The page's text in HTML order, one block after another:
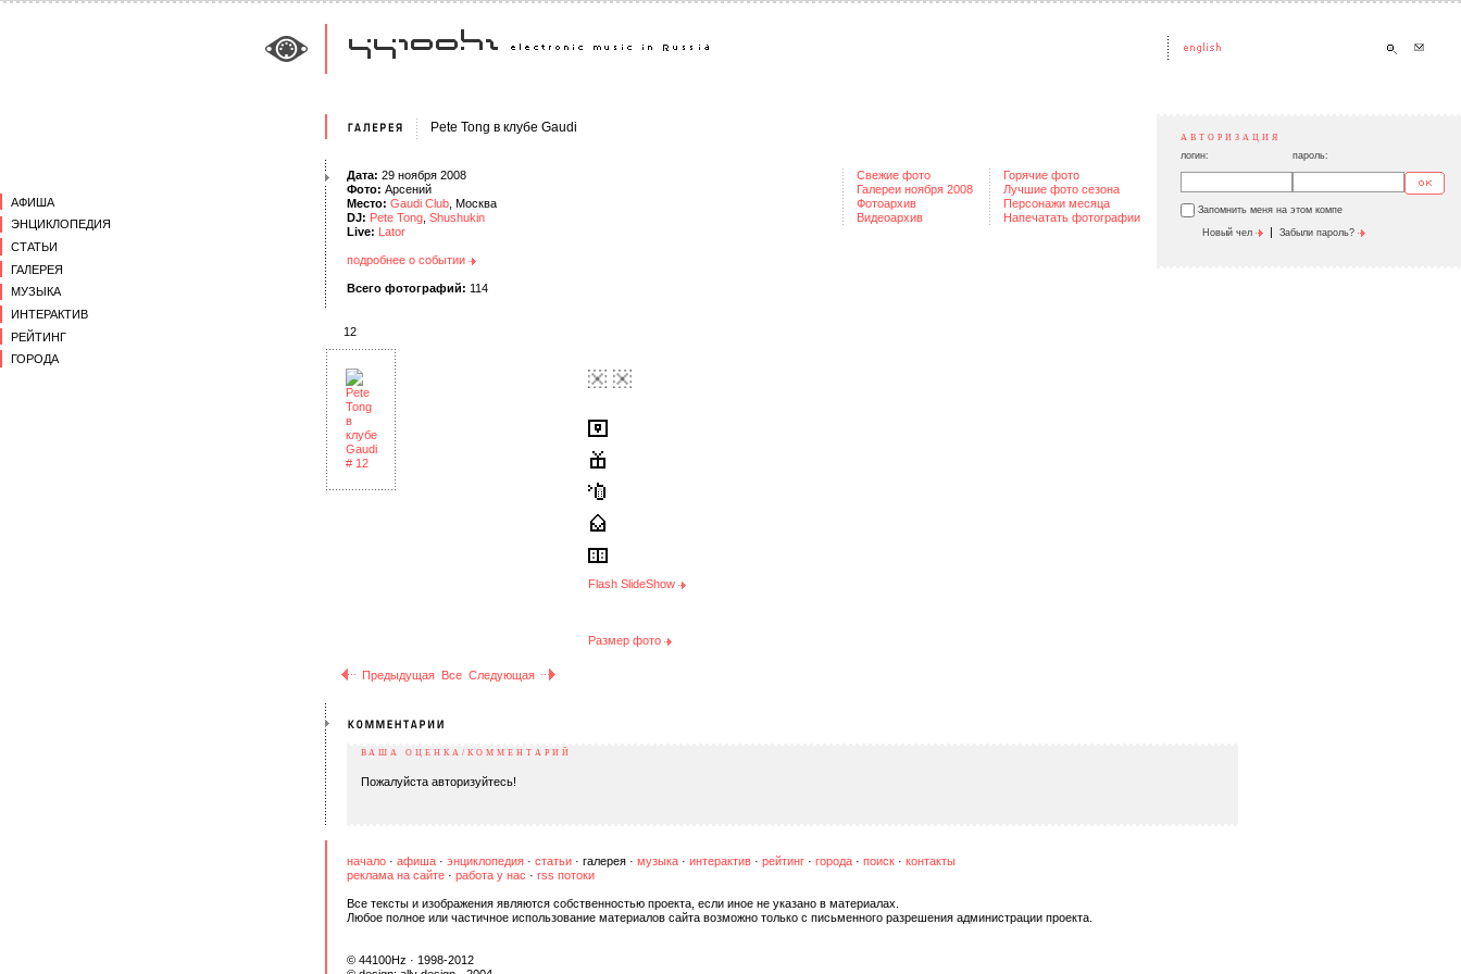
АФИША
ЭНЦИКЛОПЕДИЯ
СТАТЬИ
ГАЛЕРЕЯ
МУЗЫКА
ИНТЕРАКТИВ
РЕЙТИНГ
ГОРОДА
Pete Tong в клубе Gaudi
Дата: 29 ноября 2008
Фото: Арсений
Место: Gaudi Club , Москва
DJ: Pete Tong Shushukin
Live: Lator
подробнее о событии
Всего фотографий: 114
Свежие фото
Галереи ноября 2008
Фотоархив
Видеоархив
Горячие фото
Лучшие фото сезона
Персонажи месяца
Напечатать фотографии
АВТОРИЗАЦИЯ
логин: пароль:
Запомнить меня на этом компе
Новый чел | Забыли пароль?
12
Flash SlideShow
Размер фото
Предыдущая Все Следующая
ВАША ОЦЕНКА/КОММЕНТАРИЙ
Пожалуйста авторизуйтесь!
начало · афиша · энциклопедия · статьи · галерея · музыка · интерактив · рейтинг · города · поиск · контакты
реклама на сайте · работа у нас · rss потоки
Все тексты и изображения являются собственностью проекта, если иное не указано в материалах.
Любое полное или частичное использование материалов сайта возможно только с письменного разрешения администрации проекта.
© 44100Hz · 1998-2012